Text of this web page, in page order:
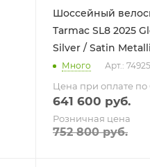
Шоссейный
Tarmac SL8 2025
Silver / Satin
Много Арт.:
Цена при оплате
641 600 руб.
Розничная цена
752 800руб.